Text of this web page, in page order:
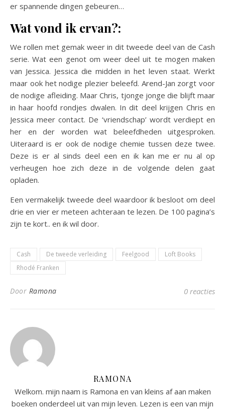
er spannende dingen gebeuren…
Wat vond ik ervan?:
We rollen met gemak weer in dit tweede deel van de Cash
serie. Wat een genot om weer deel uit te mogen maken
van Jessica. Jessica die midden in het leven staat. Werkt
maar ook het nodige plezier beleefd. Arend-Jan zorgt voor
de nodige afleiding. Maar Chris, tjonge jonge die blijft maar
in haar hoofd rondjes dwalen. In dit deel krijgen Chris en
Jessica meer contact. De ‘vriendschap’ wordt verdiept en
her en der worden wat beleefdheden uitgesproken.
Uiteraard is er ook de nodige chemie tussen deze twee.
Deze is er al sinds deel een en ik kan me er nu al op
verheugen hoe zich deze in de volgende delen gaat
opladen.
Een vermakelijk tweede deel waardoor ik besloot om deel
drie en vier er meteen achteraan te lezen. De 100 pagina’s
zijn te kort.. en ik wil door.
Cash De tweede verleiding Feelgood
Loft Books
Rhodé Franken
Door Ramona 0 reacties
RAMONA
Welkom. mijn naam is Ramona en van kleins af aan maken
boeken onderdeel uit van mijn leven. Lezen is een van mijn